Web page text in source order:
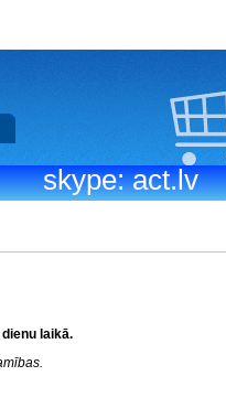
skype: act.lv
laikā.